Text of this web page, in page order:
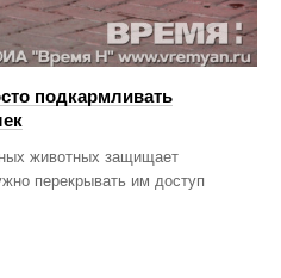
подкармливать
животных защищает
перекрывать им доступ